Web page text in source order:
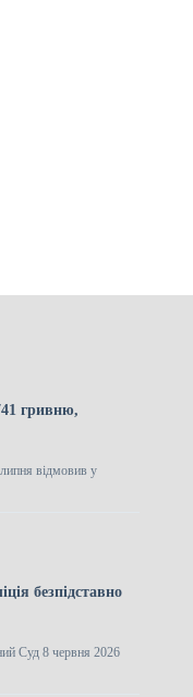
гривню,
відмовив у
безпідставно
Суд 8 червня 2026